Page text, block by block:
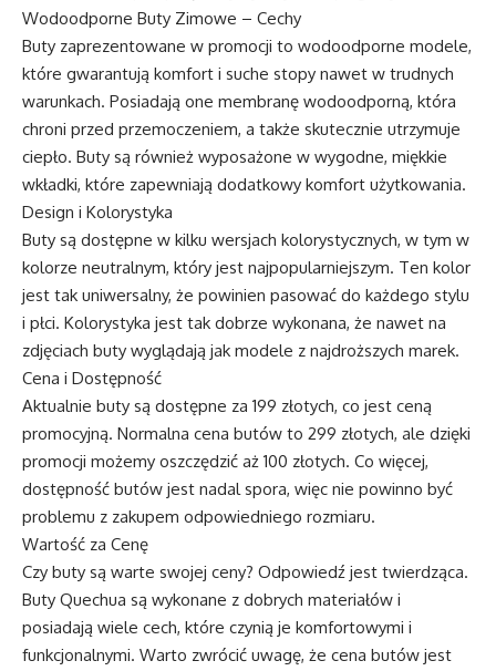
Wodoodporne Buty Zimowe – Cechy
Buty zaprezentowane w promocji to wodoodporne modele,
które gwarantują komfort i suche stopy nawet w trudnych
warunkach. Posiadają one membranę wodoodporną, która
chroni przed przemoczeniem, a także skutecznie utrzymuje
ciepło. Buty są również wyposażone w wygodne, miękkie
wkładki, które zapewniają dodatkowy komfort użytkowania.
Design i Kolorystyka
Buty są dostępne w kilku wersjach kolorystycznych, w tym w
kolorze neutralnym, który jest najpopularniejszym. Ten kolor
jest tak uniwersalny, że powinien pasować do każdego stylu
i płci. Kolorystyka jest tak dobrze wykonana, że nawet na
zdjęciach buty wyglądają jak modele z najdroższych marek.
Cena i Dostępność
Aktualnie buty są dostępne za 199 złotych, co jest ceną
promocyjną. Normalna cena butów to 299 złotych, ale dzięki
promocji możemy oszczędzić aż 100 złotych. Co więcej,
dostępność butów jest nadal spora, więc nie powinno być
problemu z zakupem odpowiedniego rozmiaru.
Wartość za Cenę
Czy buty są warte swojej ceny? Odpowiedź jest twierdząca.
Buty Quechua są wykonane z dobrych materiałów i
posiadają wiele cech, które czynią je komfortowymi i
funkcjonalnymi. Warto zwrócić uwagę, że cena butów jest